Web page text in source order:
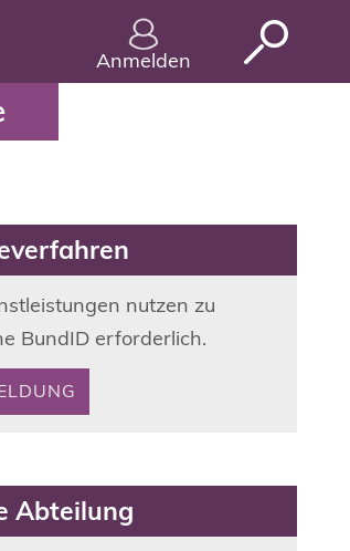
Anmelden
nutzen zu
BundID erforderlich.
Abteilung